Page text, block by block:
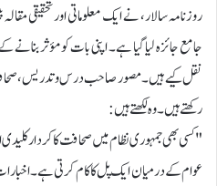
روزنامہ سالار، نے ایک معلوماتی اور تحقیقی
جامع جائزہ لیا گیا ہے۔ اپنی بات کو مؤثر
نقل کیے ہیں۔ مصور صاحب درس و تدریس،
رکھتے ہیں۔ وہ لکھتے ہیں:
"کسی بھی جمہوری نظام میں صحافت کا کردار
عوام کے درمیان ایک پل کا کام کرتی ہے۔